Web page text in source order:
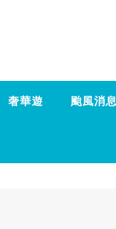
奢華遊 颱風消息